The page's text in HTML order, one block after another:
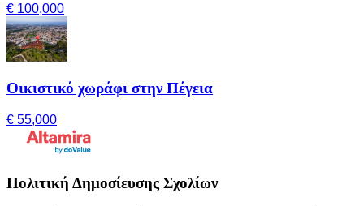
€ 100,000
Οικιστικό χωράφι στην Πέγεια
€ 55,000
Πολιτική Δημοσίευσης Σχολίων